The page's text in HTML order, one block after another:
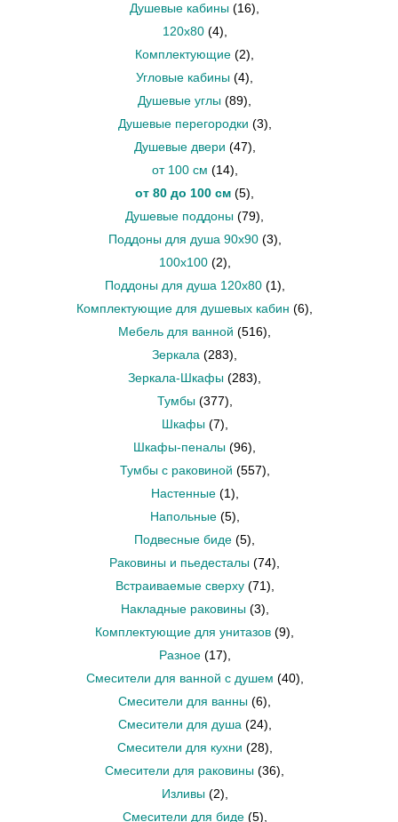
Душевые кабины (16)
120х80 (4)
Комплектующие (2)
Угловые кабины (4)
Душевые углы (89)
Душевые перегородки (3)
Душевые двери (47)
от 100 см (14)
от 80 до 100 см (5)
Душевые поддоны (79)
Поддоны для душа 90х90 (3)
100x100 (2)
Поддоны для душа 120х80 (1)
Комплектующие для душевых кабин (6)
Мебель для ванной (516)
Зеркала (283)
Зеркала-Шкафы (283)
Тумбы (377)
Шкафы (7)
Шкафы-пеналы (96)
Тумбы с раковиной (557)
Настенные (1)
Напольные (5)
Подвесные биде (5)
Раковины и пьедесталы (74)
Встраиваемые сверху (71)
Накладные раковины (3)
Комплектующие для унитазов (9)
Разное (17)
Смесители для ванной с душем (40)
Смесители для ванны (6)
Смесители для душа (24)
Смесители для кухни (28)
Смесители для раковины (36)
Изливы (2)
Смесители для биде (5)